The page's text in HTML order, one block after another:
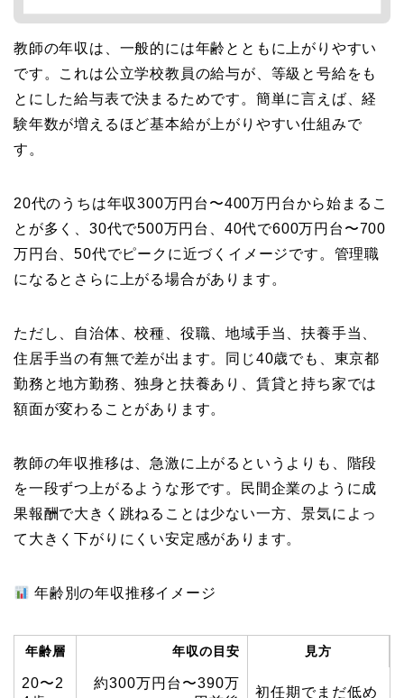
教師の年収は、一般的には年齢とともに上がりやすい
です。これは公立学校教員の給与が、等級と号給をも
とにした給与表で決まるためです。簡単に言えば、経
験年数が増えるほど基本給が上がりやすい仕組みで
す。
20代のうちは年収300万円台〜400万円台から始まるこ
とが多く、30代で500万円台、40代で600万円台〜700
万円台、50代でピークに近づくイメージです。管理職
になるとさらに上がる場合があります。
ただし、自治体、校種、役職、地域手当、扶養手当、
住居手当の有無で差が出ます。同じ40歳でも、東京都
勤務と地方勤務、独身と扶養あり、賃貸と持ち家では
額面が変わることがあります。
教師の年収推移は、急激に上がるというよりも、階段
を一段ずつ上がるような形です。民間企業のように成
果報酬で大きく跳ねることは少ない一方、景気によっ
て大きく下がりにくい安定感があります。
年齢別の年収推移イメージ
年齢層 年収の目安 見方
20〜2
約300万円台〜390万
初任期でまだ低め